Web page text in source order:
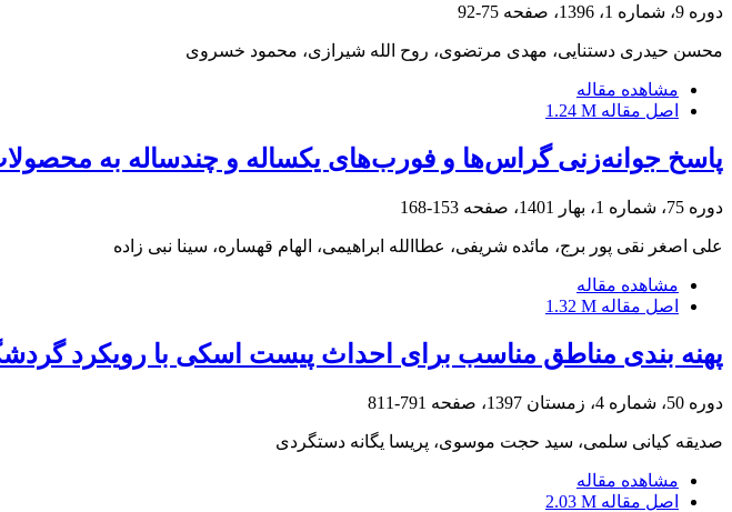
دوره 9، شماره 1، 1396، صفحه 75-92
محسن حیدری دستنایی، مهدی مرتضوی، روح الله شیرازی، محمود خسروی
مشاهده مقاله
اصل مقاله 1.24 M
پاسخ جوانه‌زنی گراس‌ها و فورب‌های یکساله و چندساله به
دوره 75، شماره 1، بهار 1401، صفحه 153-168
علی اصغر نقی پور برج، مائده شریفی، عطاالله ابراهیمی، الهام قهساره، سینا نبی زاده
مشاهده مقاله
اصل مقاله 1.32 M
پهنه بندی مناطق مناسب برای احداث پیست اسکی با رویکرد
دوره 50، شماره 4، زمستان 1397، صفحه 791-811
صدیقه کیانی سلمی، سید حجت موسوی، پریسا یگانه دستگردی
مشاهده مقاله
اصل مقاله 2.03 M